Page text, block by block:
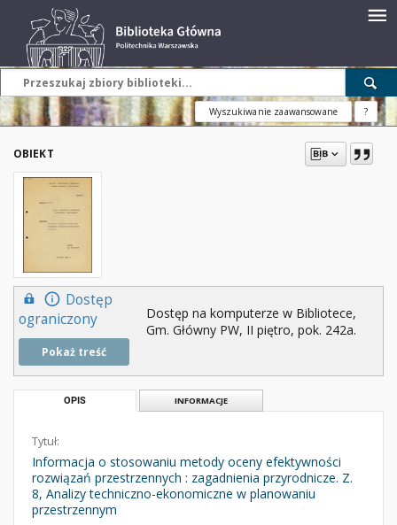
Wyszukiwanie zaawansowane ?
OBIEKT
Dostęp
ograniczony
Pokaż treść
Dostęp na komputerze w Bibliotece,
Gm. Główny PW, II piętro, pok. 242a.
OPIS INFORMACJE
Tytuł:
Informacja o stosowaniu metody oceny efektywności
rozwiązań przestrzennych : zagadnienia przyrodnicze. Z.
8, Analizy techniczno-ekonomiczne w planowaniu
przestrzennym